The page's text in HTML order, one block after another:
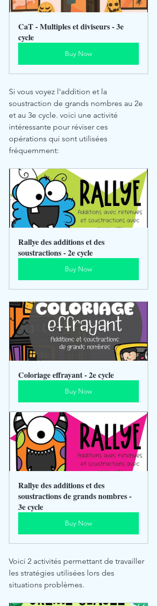
CaT - Multiples et diviseurs - 3e
cycle
Buy Now
Si vous voyez l'addition et la
soustraction de grands nombres au 2e
et au 3e cycle. voici une activité
intéressante pour réviser ces
opérations qui sont utilisées
fréquemment:
Rallye des additions et des
soustractions - 2e cycle
Buy Now
Coloriage effrayant - 2e cycle
Buy Now
Rallye des additions et des
soustractions de grands nombres -
3e cycle
Buy Now
Voici 2 activités permettant de travailler
les stratégies utilisées lors des
situations problèmes.